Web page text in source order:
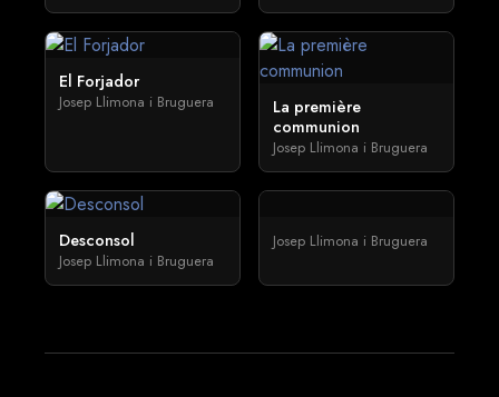
El Forjador
Josep Llimona i Bruguera
La première
communion
Josep Llimona i Bruguera
Desconsol
Josep Llimona i Bruguera
Josep Llimona i Bruguera